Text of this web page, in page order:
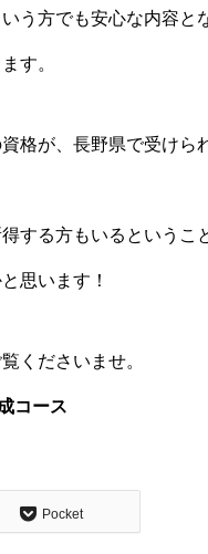
う方でも安心な内容と
す。
格が、長野県で受けら
する方もいるというこ
思います！
くださいませ。
コース
Pocket